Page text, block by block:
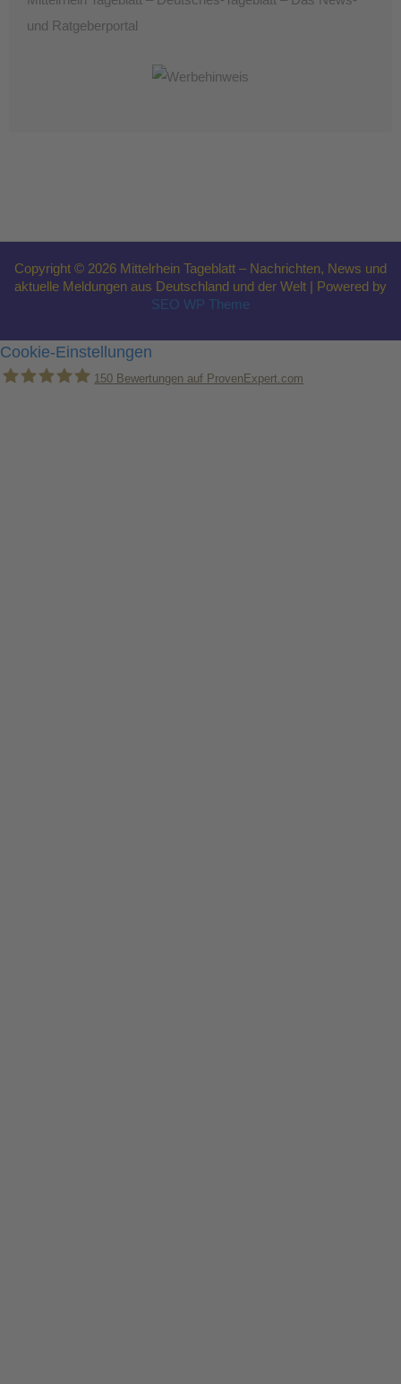
und Ratgeberportal
Copyright © 2026 Mittelrhein Tageblatt – Nachrichten, News und
aktuelle Meldungen aus Deutschland und der Welt | Powered by
SEO WP Theme
Cookie-Einstellungen
150 Bewertungen auf ProvenExpert.com